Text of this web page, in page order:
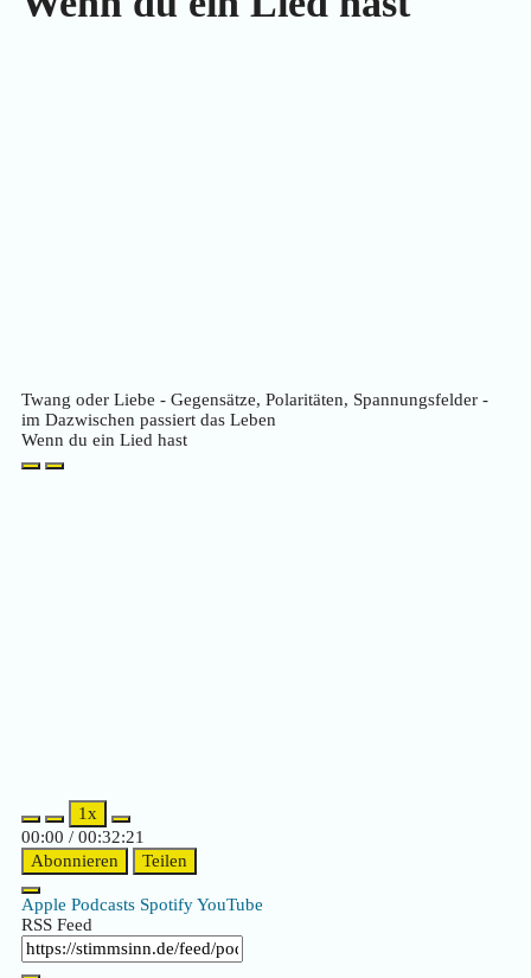
Twang oder Liebe - Gegensätze, Polaritäten, Spannungsfelder -
im Dazwischen passiert das Leben
Wenn du ein Lied hast
PlayPause
1x
00:00 / 00:32:21
Abonnieren
Teilen
Apple Podcasts SpotifyYouTube
RSS Feed